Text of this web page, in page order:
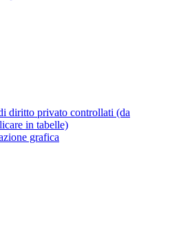
diritto privato controllati (da
in tabelle)
grafica